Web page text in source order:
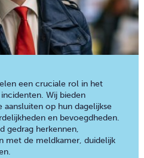
een cruciale rol in het
Wij bieden
op hun dagelijkse
en bevoegdheden.
gedrag herkennen,
met de meldkamer, duidelijk